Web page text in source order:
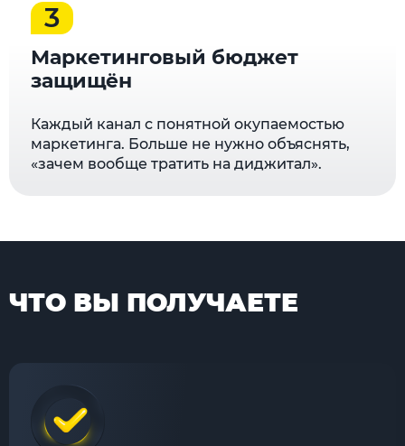
3
Маркетинговый бюджет
защищён
Каждый канал с понятной окупаемостью
маркетинга. Больше не нужно объяснять,
«зачем вообще тратить на диджитал».
ЧТО ВЫ ПОЛУЧАЕТЕ